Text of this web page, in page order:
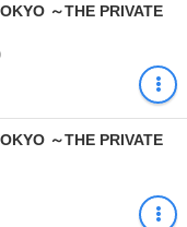
～THE PRIVATE
～THE PRIVATE